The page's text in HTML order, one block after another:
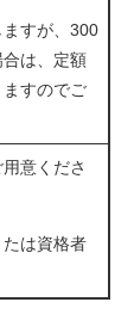
すが、300
は、定額
すのでご
意くださ
は資格者